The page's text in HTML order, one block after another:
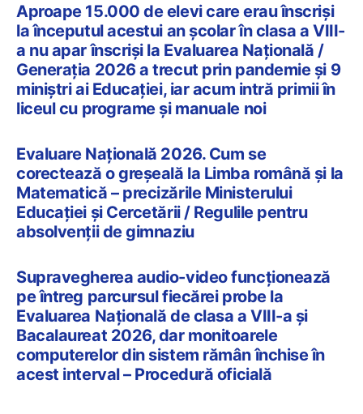
Aproape 15.000 de elevi care erau înscriși
la începutul acestui an școlar în clasa a VIII-
a nu apar înscriși la Evaluarea Națională /
Generația 2026 a trecut prin pandemie și 9
miniștri ai Educației, iar acum intră primii în
liceul cu programe și manuale noi
Evaluare Națională 2026. Cum se
corectează o greșeală la Limba română și la
Matematică – precizările Ministerului
Educației și Cercetării / Regulile pentru
absolvenții de gimnaziu
Supravegherea audio-video funcționează
pe întreg parcursul fiecărei probe la
Evaluarea Națională de clasa a VIII-a și
Bacalaureat 2026, dar monitoarele
computerelor din sistem rămân închise în
acest interval – Procedură oficială